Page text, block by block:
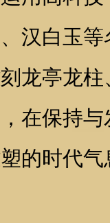
汉白玉
龙亭龙
在保持
的时代